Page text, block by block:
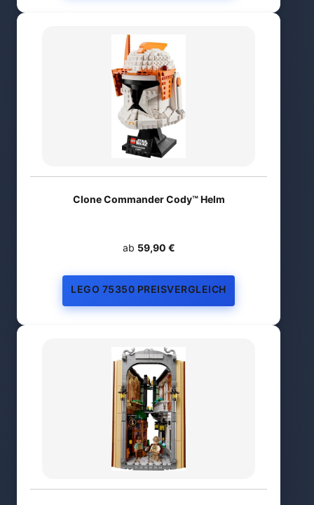
Clone Commander Cody™ Helm
ab 59,90 €
LEGO 75350 PREISVERGLEICH